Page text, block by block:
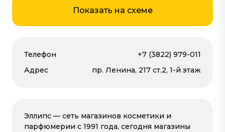
Открыты сейчас
Показать на схеме
Телефон
+7 (3822) 979-011
Адрес
пр. Ленина, 217 ст.2, 1-й этаж
Эллипс — сеть магазинов косметики и
парфюмерии с 1991 года, сегодня магазины